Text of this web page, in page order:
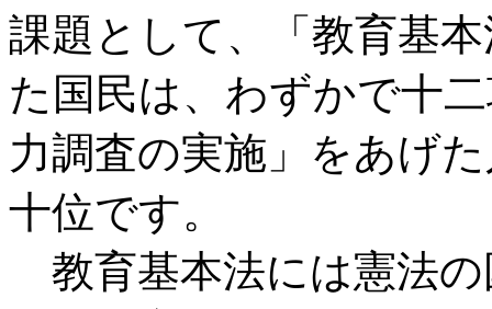
課題として、「教育基
た国民は、わずかで十
力調査の実施」をあげ
十位です。
教育基本法には憲法